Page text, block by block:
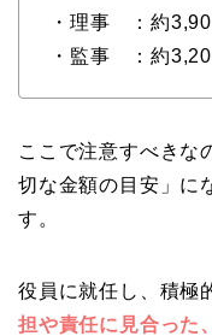
・理事 ：約
・監事 ：約
ここで注意すべきな
切な金額の目安」に
す。
役員に就任し、積極
担や責任に見合った